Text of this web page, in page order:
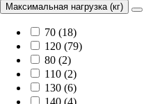
Максимальная нагрузка (кг)
70 (18)
120 (79)
80 (2)
110 (2)
130 (6)
140 (4)